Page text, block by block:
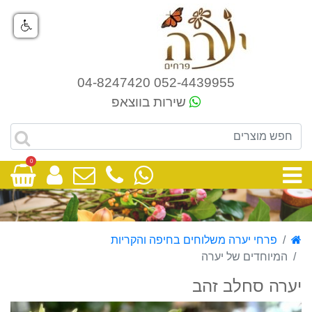
052-4439955 04-8247420
שירות בווצאפ
0
פרחי יערה משלוחים בחיפה והקריות
המיוחדים של יערה
יערה סחלב זהב